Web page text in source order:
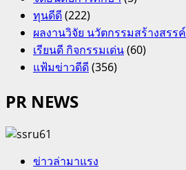
ทุนดีดี(222)
ผลงานวิจัย นวัตกรรมสร้างสรรค์
เรียนดี กิจกรรมเด่น(60)
แฟ้มข่าวดีดี(356)
PR NEWS
ข่าวล่ามาแรง